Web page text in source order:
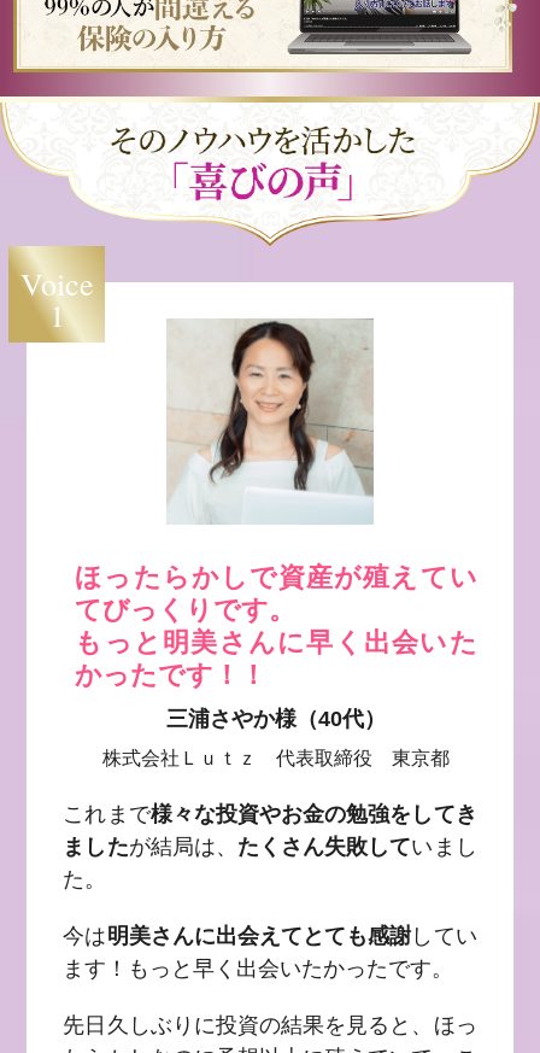
Voice
1
ほったらかしで資産が殖えてい
てびっくりです。
もっと明美さんに早く出会いた
かったです！！
三浦さやか様（40代）
株式会社Ｌｕｔｚ 代表取締役 東京都
これまで様々な投資やお金の勉強をしてき
ましたが結局は、 たくさん失敗していまし
た。
今は明美さんに出会えてとても感謝してい
ます！もっと早く出会いたかったです。
先日久しぶりに投資の結果を見ると、ほっ